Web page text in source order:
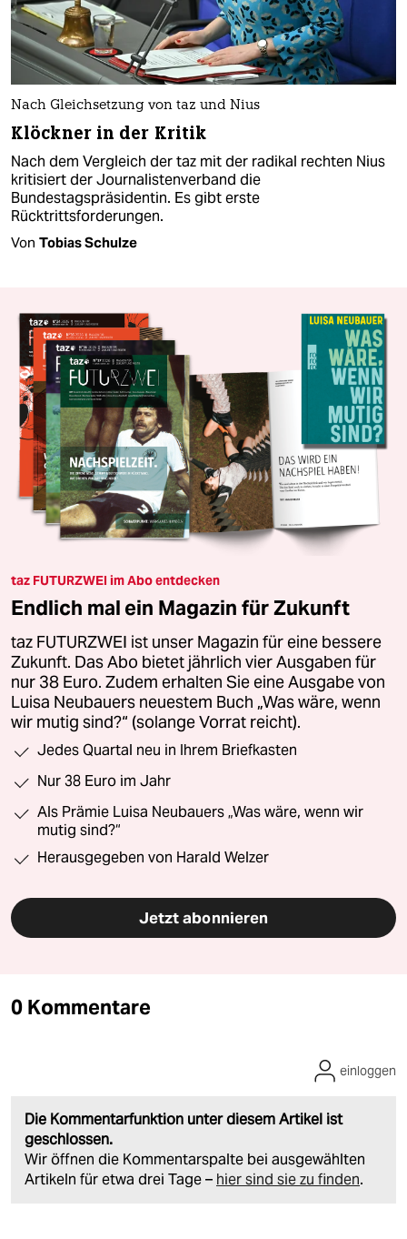
Nach Gleichsetzung von taz und Nius
Klöckner in der Kritik
Nach dem Vergleich der taz mit der radikal rechten Nius
kritisiert der Journalistenverband die
Bundestagspräsidentin. Es gibt erste
Rücktrittsforderungen.
Von Tobias Schulze
taz FUTURZWEI im Abo entdecken
Endlich mal ein Magazin für Zukunft
taz FUTURZWEI ist unser Magazin für eine bessere
Zukunft. Das Abo bietet jährlich vier Ausgaben für
nur 38 Euro. Zudem erhalten Sie eine Ausgabe von
Luisa Neubauers neuestem Buch „Was wäre, wenn
wir mutig sind?“ (solange Vorrat reicht).
Jedes Quartal neu in Ihrem Briefkasten
Nur 38 Euro im Jahr
Als Prämie Luisa Neubauers „Was wäre, wenn wir
mutig sind?“
Herausgegeben von Harald Welzer
Jetzt abonnieren
0 Kommentare
Die Kommentarfunktion unter diesem Artikel ist
geschlossen.
Wir öffnen die Kommentarspalte bei ausgewählten
Artikeln für etwa drei Tage – hier sind sie zu finden.
einloggen